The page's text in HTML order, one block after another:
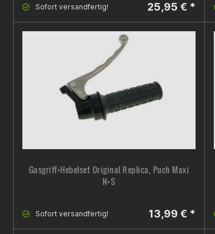
Sofort versandfertig! 25,95 € *
Gasgriff+Hebelset Original Replica, Puch Maxi
N+S
Sofort versandfertig! 13,99 € *